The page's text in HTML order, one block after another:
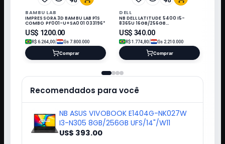
BAMBU LAB
IMPRESSORA 3D BAMBU LAB P1S
COMBO PF001-U+SA001 033196*
US$ 1200.00
R$ 6.264,00/ Gs 7.800.000
Comprar
DELL
NB DELL LATITUDE 5400 I5-
8365U 16GB/256GB
M.2/14"/W11/REFURB
US$ 340.00
R$ 1.774,80/ Gs 2.210.000
Comprar
Recomendados para você
NB ASUS VIVOBOOK E1404G-NK027W
I3-N305 8GB/256GB UFS/14"/W11
US$ 393.00